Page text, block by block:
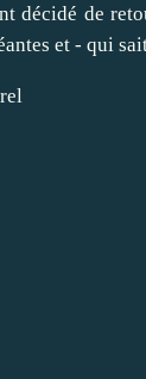
décidé de
et - qui